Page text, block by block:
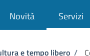
Novità Servizi
e tempo libero /